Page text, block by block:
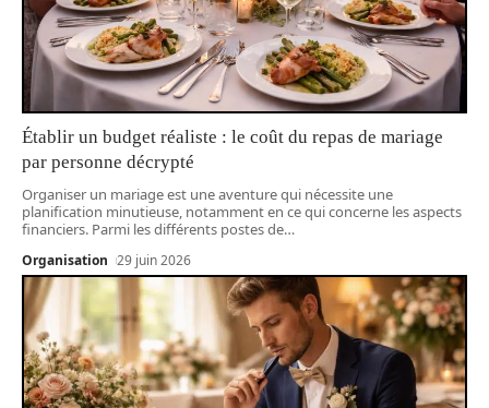
Établir un budget réaliste : le coût du repas de mariage
par personne décrypté
Organiser un mariage est une aventure qui nécessite une
planification minutieuse, notamment en ce qui concerne les aspects
financiers. Parmi les différents postes de…
Organisation 29 juin 2026